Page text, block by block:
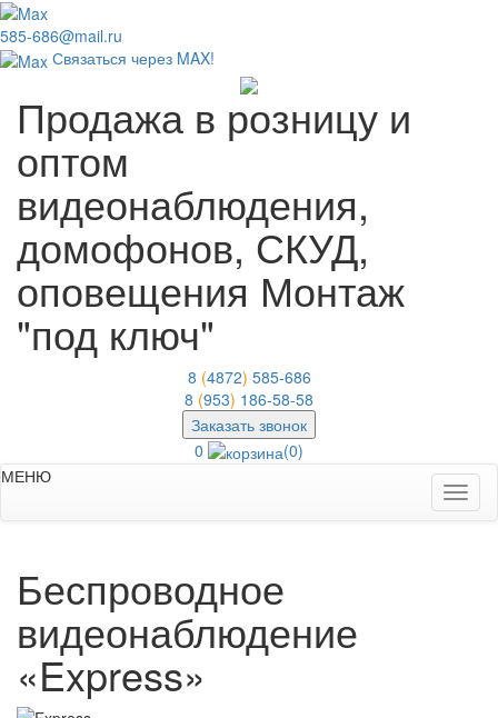
585-686@mail.ru
Связаться через MAX!
Продажа в розницу и
оптом
видеонаблюдения,
домофонов, СКУД,
оповещения Монтаж
"под ключ"
8 (4872) 585-686
8 (953) 186-58-58
Заказать звонок
0
(0)
МЕНЮ
Беспроводное
видеонаблюдение
«Express»